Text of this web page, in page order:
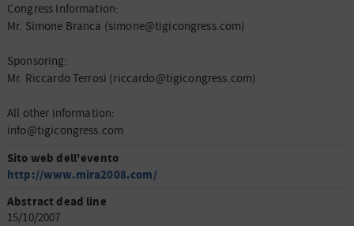
Congress Information:
Mr. Simone Branca (simone@tigicongress.com)
Sponsoring:
Mr. Riccardo Terrosi (riccardo@tigicongress.com)
All other information:
info@tigicongress.com
Sito web dell'evento
http://www.mira2008.com/
Abstract dead line
15/10/2007